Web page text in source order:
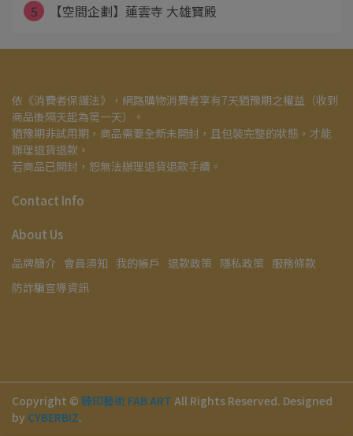
5
【空間企劃】蓮雲寺 大雄寶殿
依《消費者保護法》，網路購物消費者享有7天猶豫期之權益（收到
商品後隔天起為第一天）。
猶豫期非試用期，商品需要全新未開封，且包裝完整的狀態，才能
辦理退貨退款。
若商品已開封，恕無法辦理退貨退款手續。
Contact Info
About Us
品牌簡介 會員須知 我的帳戶 退款政策 隱私政策 服務條款
防詐騙宣導資訊
Copyright © 臻印藝術 FAB ART All Rights Reserved. Designed
by CYBERBIZ.